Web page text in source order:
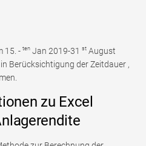
15. - ten Jan 2019-31 st August
Berücksichtigung der Zeitdauer ,
zu Excel